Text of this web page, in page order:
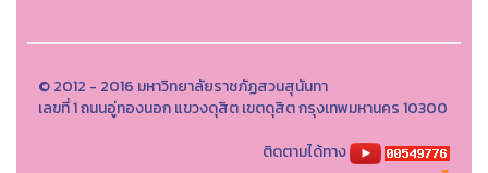
© 2012 - 2016 มหาวิทยาลัยราชภัฏสวนสุนันทา
เลขที่ 1 ถนนอู่ทองนอก แขวงดุสิต เขตดุสิต กรุงเทพมหานคร 10300
ติดตามได้ทาง